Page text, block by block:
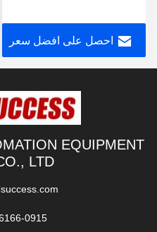
احصل على افضل سعر
EQUIPMENT
LTD
0915